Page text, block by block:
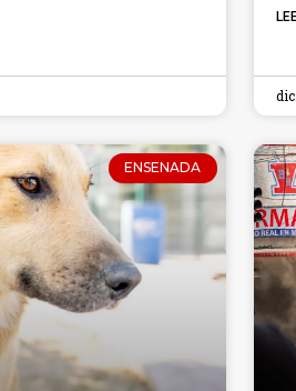
ENSENADA